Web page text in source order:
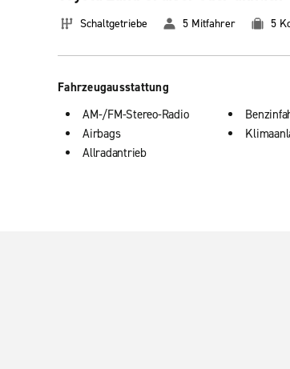
Schaltgetriebe 5 Mitfahrer 5
Fahrzeugausstattung
AM-/FM-Stereo-Radio
Airbags
Allradantrieb